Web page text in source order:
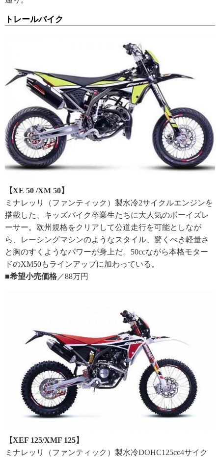
トレールバイク
【XE 50 /XM 50】
ミナレッリ（ファンティック）製水冷2サイクルエンジンを
搭載した、キッズバイク卒業生たちに大人気のボーイズレ
ーサー。欧州規格をクリアして公道走行を可能としなが
ら、レーシングマシンのようなスタイル、驚くべき軽量さ
と胸のすくようなパワーが身上だ。50ccながら本格モター
ドのXM50もラインアップに加わっている。
■希望小売価格 ／88万円
【XEF 125/XMF 125】
ミナレッリ（ファンティック）製水冷DOHC125cc4サイク